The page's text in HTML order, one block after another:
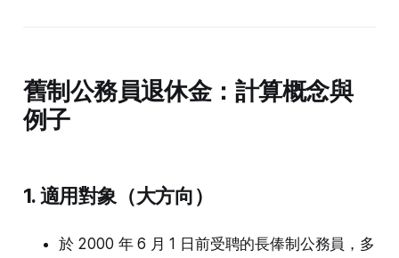
舊制公務員退休金：計算概念與
例子
1. 適用對象（大方向）
於 2000 年 6 月 1 日前受聘的長俸制公務員，多